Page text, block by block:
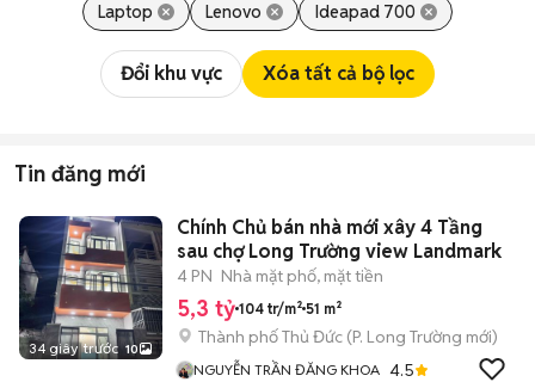
Laptop Lenovo Ideapad 700
Đổi khu vực Xóa tất cả bộ lọc
Tin đăng mới
34 giây trước 10
Chính Chủ bán nhà mới xây 4 Tầng
sau chợ Long Trường view Landmark
4 PN Nhà mặt phố, mặt tiền
5,3 tỷ 104 tr/m² 51 m²
Thành phố Thủ Đức (P. Long Trường mới)
NGUYỄN TRẦN ĐĂNG KHOA 4.5